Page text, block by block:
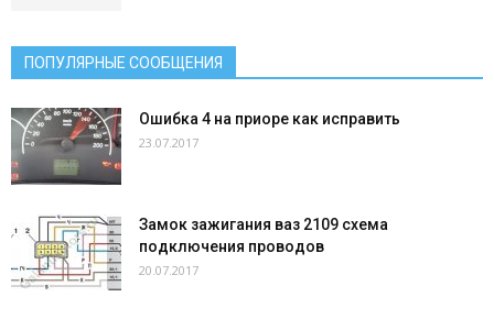
ПОПУЛЯРНЫЕ СООБЩЕНИЯ
Ошибка 4 на приоре как исправить
23.07.2017
Замок зажигания ваз 2109 схема
подключения проводов
20.07.2017